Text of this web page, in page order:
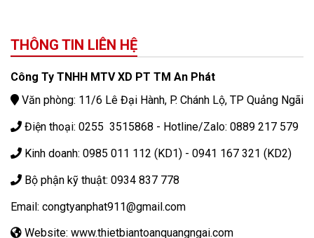
THÔNG TIN LIÊN HỆ
Công Ty TNHH MTV XD PT TM An Phát
Văn phòng: 11/6 Lê Đại Hành, P. Chánh Lộ, TP Quảng Ngãi
Điện thoại: 0255 3515868 - Hotline/Zalo: 0889 217 579
Kinh doanh: 0985 011 112 (KD1) - 0941 167 321 (KD2)
Bộ phận kỹ thuật: 0934 837 778
Email: congtyanphat911@gmail.com
Website: www.thietbiantoanquangngai.com